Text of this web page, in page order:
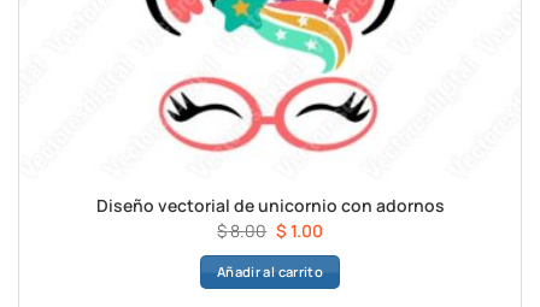
Diseño vectorial de unicornio con adornos
$8.00 El
precio
original
$ 1.00El
precio
actual
Añadir al carrito